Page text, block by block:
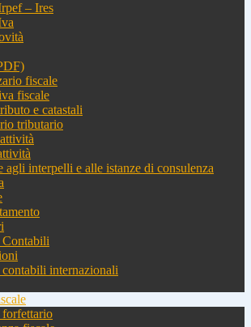
– Ires
fiscale
fiscale
e catastali
tributario
agli interpelli e alle istanze di consulenza
internazionali
forfettario